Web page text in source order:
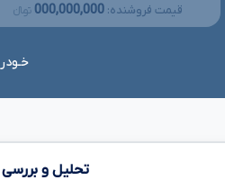
قیمت فروشنده: 000,000,000 تومانءءء
تحلیل و